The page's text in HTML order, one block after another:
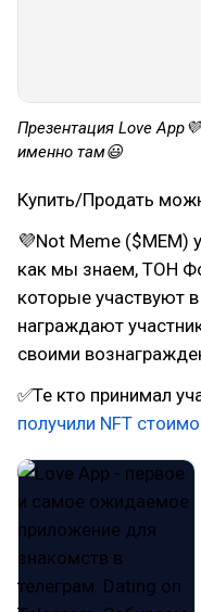
Презентация Love
именно там😃
Купить/Продать
💜Not Meme ($MEM)
как мы знаем, ТОН
которые участвуют
награждают
своими
✅Те кто принимал
получили NFT